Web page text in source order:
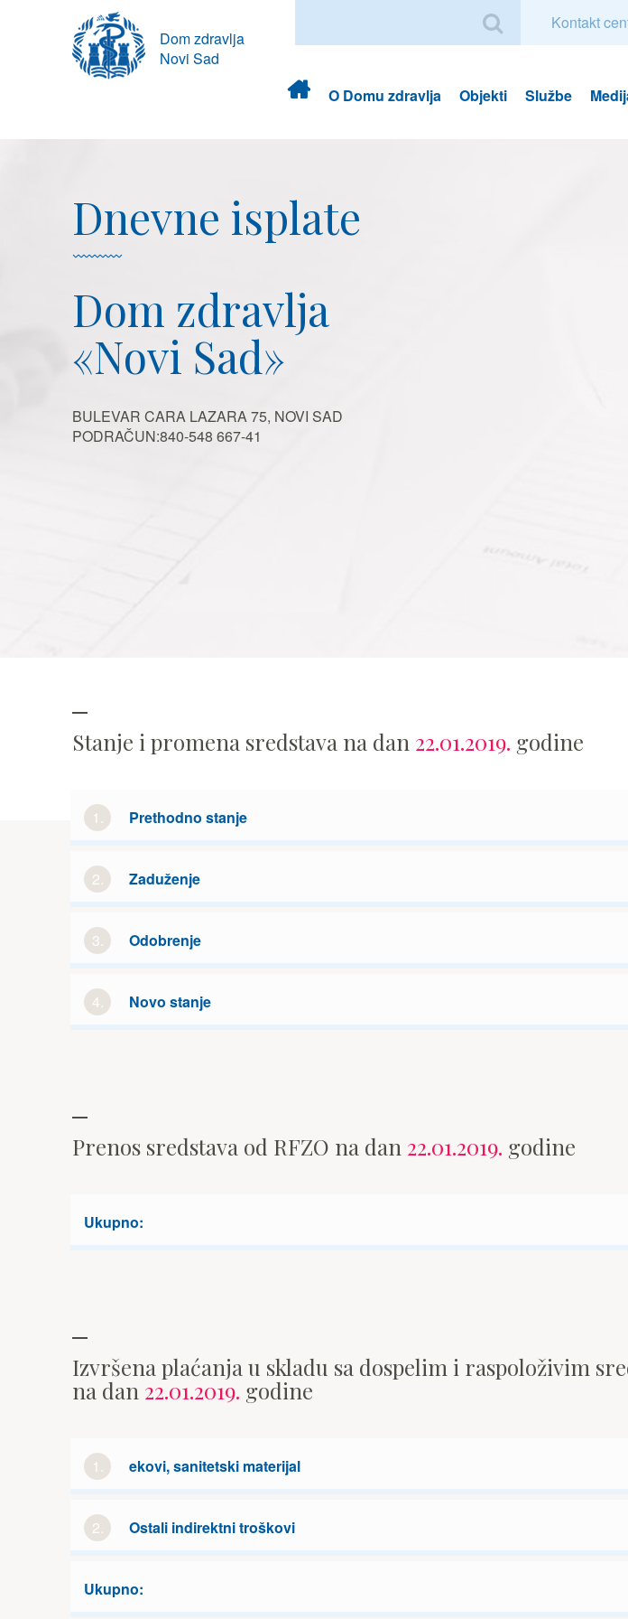
Dom zdravlja
Novi Sad
Kontakt
Dom
zdravlja
O Domu zdravlja Objekti Službe
Dnevne isplate
Dom zdravlja
«Novi Sad»
BULEVAR CARA LAZARA 75, NOVI SAD
PODRAČUN:840-548 667-41
Stanje i promena sredstava na dan 22.01.2019. godine
1. Prethodno stanje
2. Zaduženje
3. Odobrenje
4. Novo stanje
Prenos sredstava od RFZO na dan 22.01.2019. godine
Ukupno:
Izvršena plaćanja u skladu sa dospelim i raspoloživim
na dan 22.01.2019. godine
1. ekovi, sanitetski materijal
2. Ostali indirektni troškovi
Ukupno: